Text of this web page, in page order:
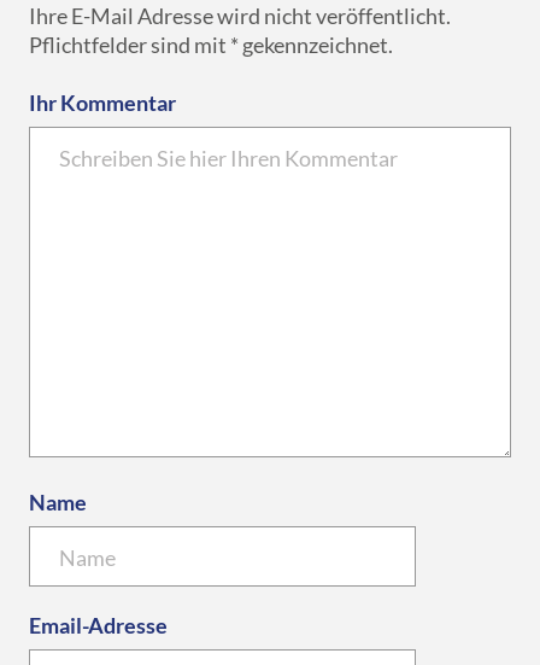
Ihre E-Mail Adresse wird nicht veröffentlicht.
Pflichtfelder sind mit * gekennzeichnet.
Ihr Kommentar
Name
Email-Adresse